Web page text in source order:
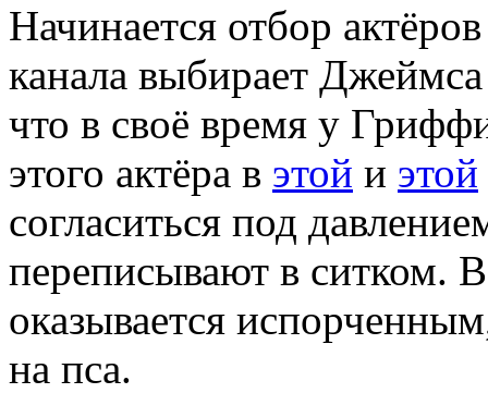
Начинается отбор
канала выбирает
что в своё время у
этого актёра в этой и этой
согласиться под
переписывают в ситком. В
оказывается
на пса.